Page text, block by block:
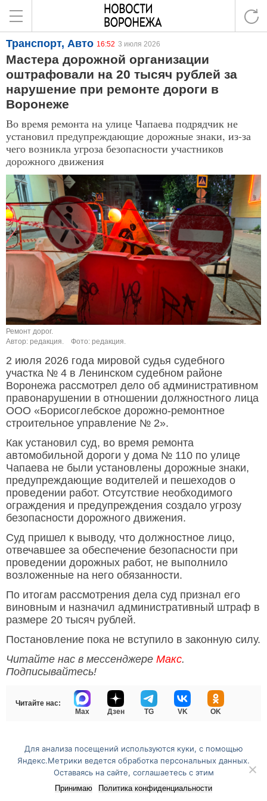
Транспорт, Авто 16:52 3 июля 2026
Мастера дорожной организации
оштрафовали на 20 тысяч рублей за
нарушение при ремонте дороги в
Воронеже
Во время ремонта на улице Чапаева подрядчик не
установил предупреждающие дорожные знаки, из-за
чего возникла угроза безопасности участников
дорожного движения
Ремонт дорог.
Автор: редакция.
Фото: редакция.
2 июля 2026 года мировой судья судебного
участка № 4 в Ленинском судебном районе
Воронежа рассмотрел дело об административном
правонарушении в отношении должностного лица
ООО «Борисоглебское дорожно-ремонтное
строительное управление № 2».
Как установил суд, во время ремонта
автомобильной дороги у дома № 110 по улице
Чапаева не были установлены дорожные знаки,
предупреждающие водителей и пешеходов о
проведении работ. Отсутствие необходимого
ограждения и предупреждения создало угрозу
безопасности дорожного движения.
Суд пришел к выводу, что должностное лицо,
отвечавшее за обеспечение безопасности при
проведении дорожных работ, не выполнило
возложенные на него обязанности.
По итогам рассмотрения дела суд признал его
виновным и назначил административный штраф в
размере 20 тысяч рублей.
Постановление пока не вступило в законную силу.
Читайте нас в мессенджере Макс.
Подписывайтесь!
Читайте нас:
Max
Дзен TG VK OK
Перейти на полную версию сайта
Для анализа посещений используются куки, с помощью
Яндекс.Метрики ведется обработка персональных данных.
Оставаясь на сайте, соглашаетесь с этим
Принимаю Политика конфиденциальности